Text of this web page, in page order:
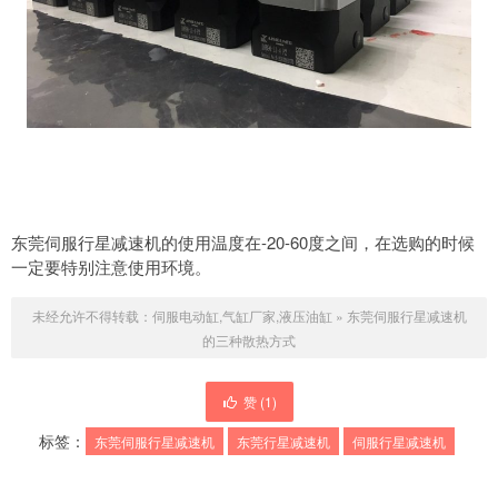
东莞伺服行星减速机的使用温度在-20-60度之间，在选购的时候
一定要特别注意使用环境。
未经允许不得转载： 伺服电动缸,气缸厂家,液压油缸 » 东莞伺服行星减速机
的三种散热方式
赞 (1)
标签： 东莞伺服行星减速机 东莞行星减速机 伺服行星减速机